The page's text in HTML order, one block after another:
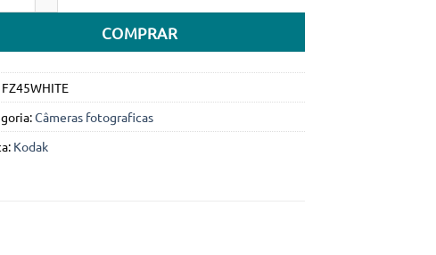
COMPRAR
FZ45WHITE
Câmeras fotograficas
Kodak